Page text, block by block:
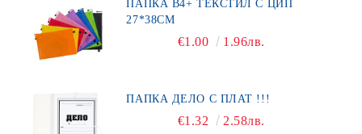
ПАПКА В4+ ТЕКСТИЛ С ЦИП
27*38СМ
€1.00 1.96лв.
ПАПКА ДЕЛО С ПЛАТ !!!
€1.32 2.58лв.